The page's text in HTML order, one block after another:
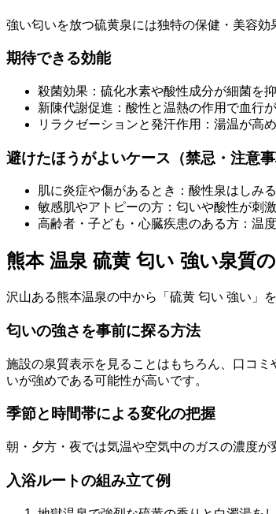
強い匂いを放つ硫黄泉には独特の保健・美容
期待できる効能
殺菌効果：硫化水素や酸性成分が細菌を
新陳代謝促進：酸性と温熱の作用で血行
リラクゼーションと発汗作用：湯温が高
避けたほうがよいケース（禁忌・注意事
肌に炎症や傷があるとき：酸性泉はしみ
敏感肌やアトピーの方：匂いや酸性が刺
高齢者・子ども・心臓疾患のある方：温
熊本 温泉 硫黄 匂い 強い泉質
沢山ある熊本温泉の中から「硫黄 匂い 強い」
匂いの強さを事前に探る方法
施設の泉質表示を見ることはもちろん、口コ
いが強めである可能性が高いです。
季節と時間帯による変化の把握
朝・夕方・夜では気温や空気中のガスの濃度
入浴ルートの組み立て例